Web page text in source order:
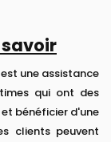
une assistance
qui ont des
bénéficier d'une
clients peuvent